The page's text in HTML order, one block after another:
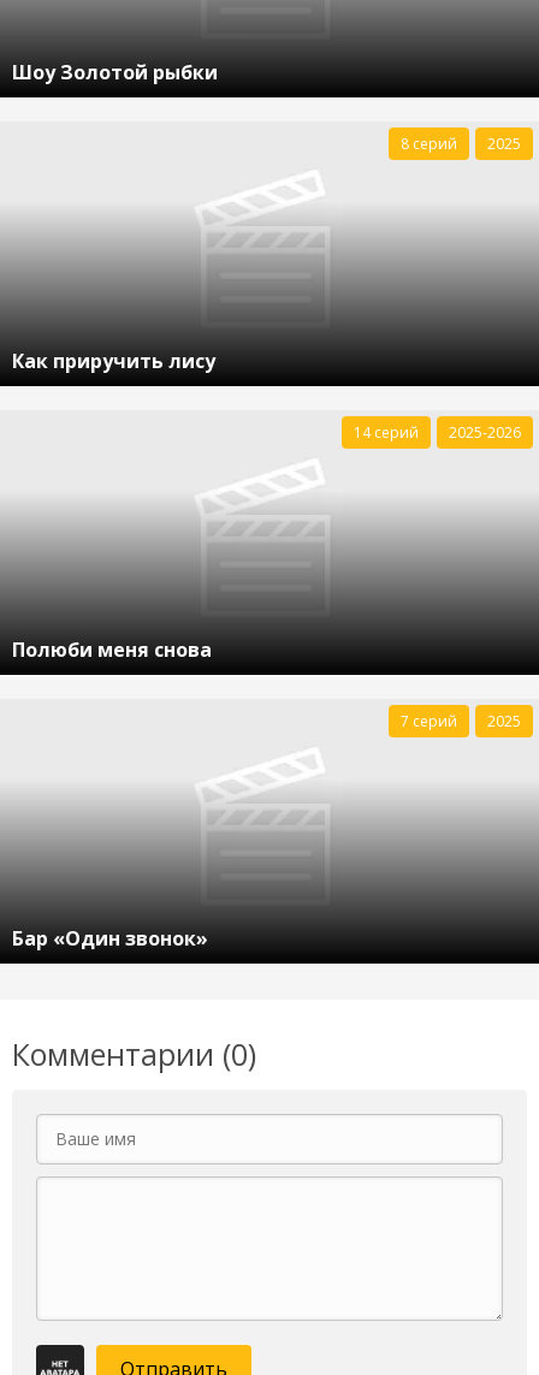
Шоу Золотой рыбки
Как приручить лису
8 серий 2025
Полюби меня снова
14 серий 2025-2026
Бар «Один звонок»
7 серий 2025
Комментарии (0)
Отправить